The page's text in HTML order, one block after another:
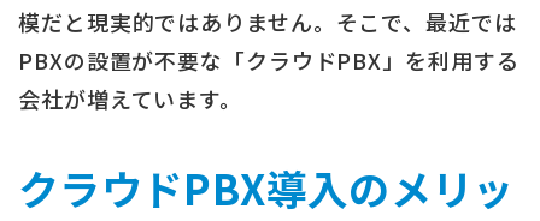
模だと現実的ではありません。そこで、最近では
PBXの設置が不要な「クラウドPBX」を利用する
会社が増えています。
クラウドPBX導入のメリッ